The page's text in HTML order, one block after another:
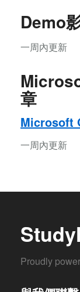
Demo
一周內更新
章
Microsoft
一周內更新
Proudly